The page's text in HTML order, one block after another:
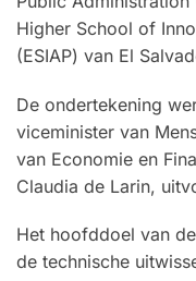
Higher School of
(ESIAP) van El
De ondertekening
viceminister van
van Economie en
Claudia de Larin,
Het hoofddoel van
de technische